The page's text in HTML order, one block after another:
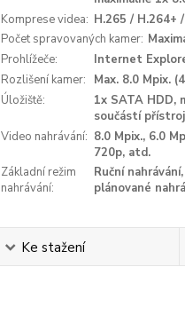
Komprese videa: H.265 / H.264+
Počet spravovaných kamer:
Prohlížeče:
Internet
Rozlišení kamer:
Max. 8.0 Mpix.
Úložiště:
1x SATA HDD,
součástí
Video nahrávání: 8.0 Mpix., 6.0
720p, atd.
Základní režim
nahrávání:
Ruční
plánované
Ke stažení